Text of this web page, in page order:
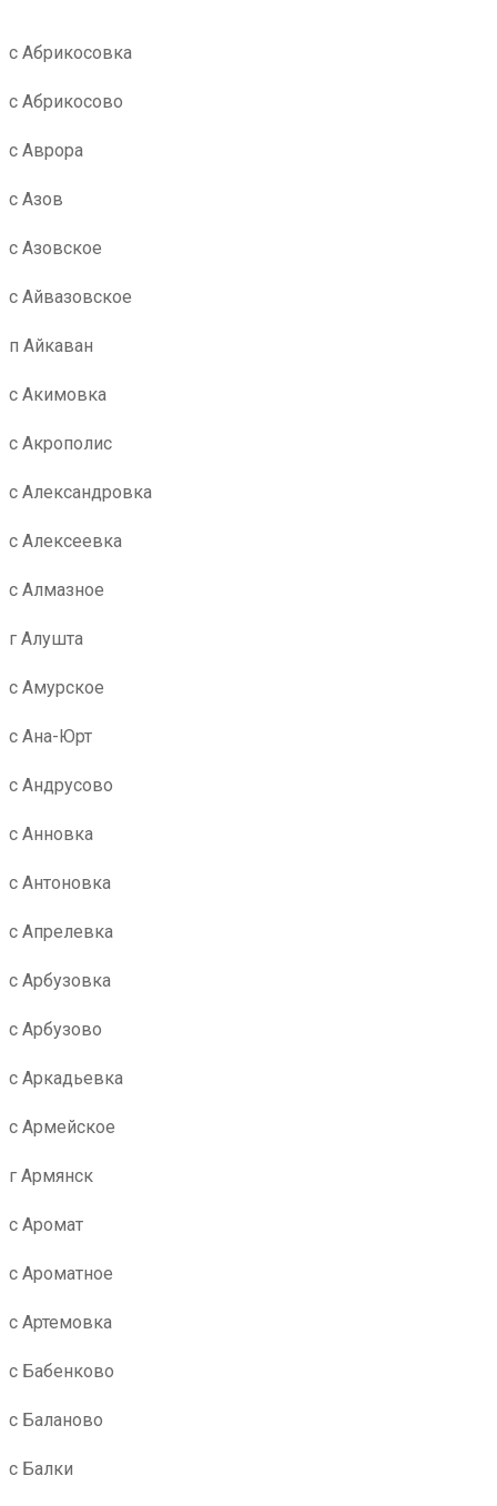
с Абрикосовка
с Абрикосово
с Аврора
с Азов
с Азовское
с Айвазовское
п Айкаван
с Акимовка
с Акрополис
с Александровка
с Алексеевка
с Алмазное
г Алушта
с Амурское
с Ана-Юрт
с Андрусово
с Анновка
с Антоновка
с Апрелевка
с Арбузовка
с Арбузово
с Аркадьевка
с Армейское
г Армянск
с Аромат
с Ароматное
с Артемовка
с Бабенково
с Баланово
с Балки